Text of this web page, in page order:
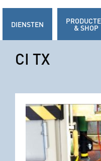
DIENSTEN & SHOP
CI TX